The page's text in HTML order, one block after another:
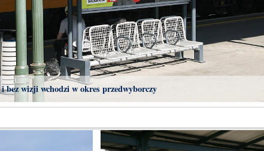
i bez wizji wchodzi w okres przedwyborczy